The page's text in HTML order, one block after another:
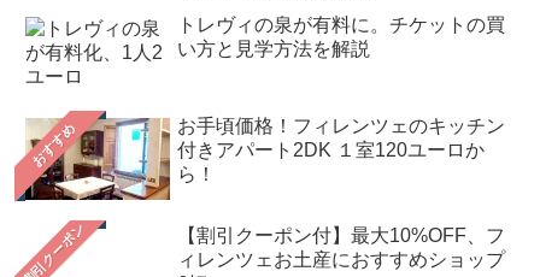
トレヴィの泉が有料に。チケットの買
い方と見学方法を解説
おすすめ
お手頃価格！フィレンツェのキッチン
付きアパート2DK １室120ユーロか
ら！
【割引クーポン付】最大10%OFF、フ
ィレンツェお土産におすすめショップ